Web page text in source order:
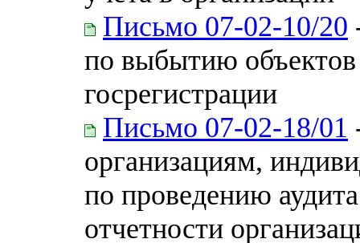
Письмо 07-02-10/20
по выбытию
госрегистрации
Письмо 07-02-18/01
организациям,
по проведению
отчетности